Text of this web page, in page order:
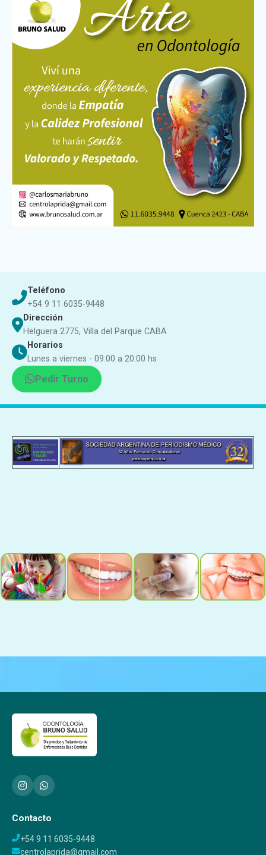
Teléfono
+54 9 11 6035-9448
Dirección
Helguera 2775, Villa del Parque CABA
Horarios
Lunes a viernes - 09:00 a 20:00 hs
Pedir Turno
Contacto
+54 9 11 6035-9448
centrolaprida@gmail.com